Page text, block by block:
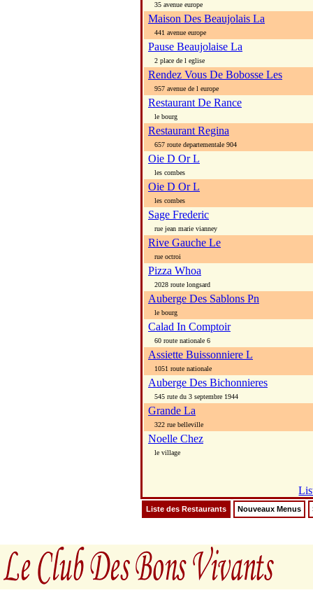
35 avenue europe
Maison Des Beaujolais La
441 avenue europe
Pause Beaujolaise La
2 place de l eglise
Rendez Vous De Bobosse Les
957 avenue de l europe
Restaurant De Rance
le bourg
Restaurant Regina
657 route departementale 904
Oie D Or L
les combes
Oie D Or L
les combes
Sage Frederic
rue jean marie vianney
Rive Gauche Le
rue octroi
Pizza Whoa
2028 route longsard
Auberge Des Sablons Pn
le bourg
Calad In Comptoir
60 route nationale 6
Assiette Buissonniere L
1051 route nationale
Auberge Des Bichonnieres
545 rute du 3 septembre 1944
Grande La
322 rue belleville
Noelle Chez
le village
Liste des Restaurants Nouveaux Menus